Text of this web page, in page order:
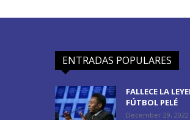
ENTRADAS POPULARES
FALLECE LA
FÚTBOL PELÉ
December 29, 2022